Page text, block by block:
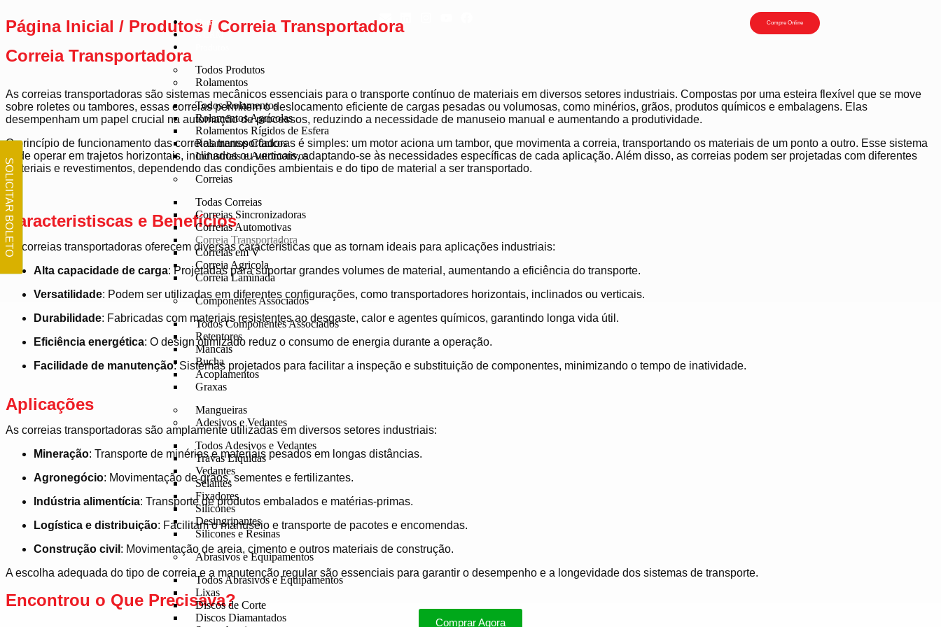
Home
A CRM
Todos Produtos
Rolamentos
Todos Rolamentos
Rolamentos Agrícolas
Rolamentos Rígidos de Esfera
Rolamentos Cônicos
Industriais e Automotivos​
Correias
Todas Correias
Correias Sincronizadoras
Correias Automotivas
Correia Transportadora
Correias em V
Correia Agricola
Correia Laminada
Componentes Associados
Todos Componentes Associados
Retentores
Mancais
Bucha
Acoplamentos
Graxas
Mangueiras
Adesivos e Vedantes
Todos Adesivos e Vedantes
Travas Liquidas
Vedantes
Selantes
Fixadores
Silicones
Desingripantes
Silicones e Resinas
Abrasivos e Equipamentos
Todos Abrasivos e Equipamentos
Lixas
Discos de Corte
Discos Diamantados
Compre Online
SOLICITAR BOLETO
Página Inicial / Produtos / Correia Transportadora
Correia Transportadora
As correias transportadoras são sistemas mecânicos essenciais para o transporte contínuo de materiais em diversos setores industriais. Compostas por uma esteira flexível que se move
sobre roletes ou tambores, essas correias permitem o deslocamento eficiente de cargas pesadas ou volumosas, como minérios, grãos, produtos químicos e embalagens. Elas
desempenham um papel crucial na automação de processos, reduzindo a necessidade de manuseio manual e aumentando a produtividade.
O princípio de funcionamento das correias transportadoras é simples: um motor aciona um tambor, que movimenta a correia, transportando os materiais de um ponto a outro. Esse sistema
pode operar em trajetos horizontais, inclinados ou verticais, adaptando-se às necessidades específicas de cada aplicação. Além disso, as correias podem ser projetadas com diferentes
materiais e revestimentos, dependendo das condições ambientais e do tipo de material a ser transportado.
Caracteristiscas e Benefícios
As correias transportadoras oferecem diversas características que as tornam ideais para aplicações industriais:
Alta capacidade de carga: Projetadas para suportar grandes volumes de material, aumentando a eficiência do transporte.
Versatilidade: Podem ser utilizadas em diferentes configurações, como transportadores horizontais, inclinados ou verticais.
Durabilidade: Fabricadas com materiais resistentes ao desgaste, calor e agentes químicos, garantindo longa vida útil.
Eficiência energética: O design otimizado reduz o consumo de energia durante a operação.
Facilidade de manutenção: Sistemas projetados para facilitar a inspeção e substituição de componentes, minimizando o tempo de inatividade.
Aplicações
As correias transportadoras são amplamente utilizadas em diversos setores industriais:
Mineração: Transporte de minérios e materiais pesados em longas distâncias.
Agronegócio: Movimentação de grãos, sementes e fertilizantes.
Indústria alimentícia: Transporte de produtos embalados e matérias-primas.
Logística e distribuição: Facilitam o manuseio e transporte de pacotes e encomendas.
Construção civil : Movimentação de areia, cimento e outros materiais de construção.
A escolha adequada do tipo de correia e a manutenção regular são essenciais para garantir o desempenho e a longevidade dos sistemas de transporte.
Encontrou o Que Precisava?​
Comprar Agora